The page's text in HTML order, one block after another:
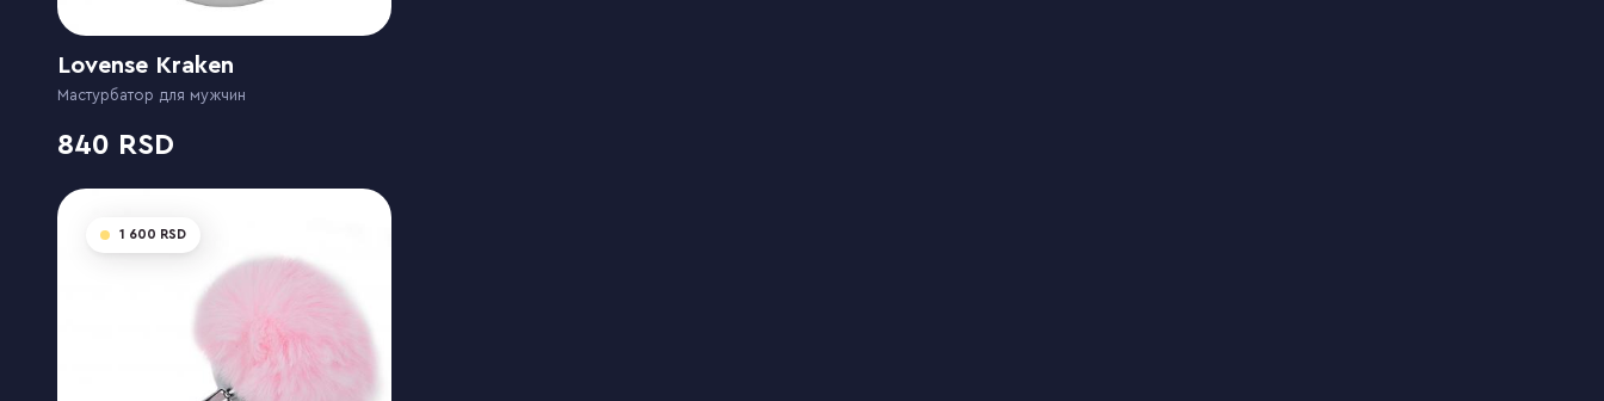
Lovense Kraken
Мастурбатор для мужчин
840
1 600